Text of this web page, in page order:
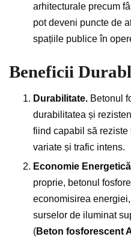
arhitecturale precum
pot deveni puncte de
spațiile publice în
Beneficii
Durabilitate. Betonul
durabilitatea și
fiind capabil să
variate și trafic intens.
Economie
proprie, betonul
economisirea
surselor de iluminat
(Beton fosforescent